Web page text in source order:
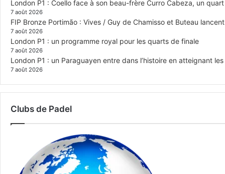
London P1 : Coello face à son beau-frère Curro Cabeza, un
7 août 2026
FIP Bronze Portimão : Vives / Guy de Chamisso et Buteau
7 août 2026
London P1 : un programme royal pour les quarts de finale
7 août 2026
London P1 : un Paraguayen entre dans l’histoire en atteignant
7 août 2026
Clubs de Padel